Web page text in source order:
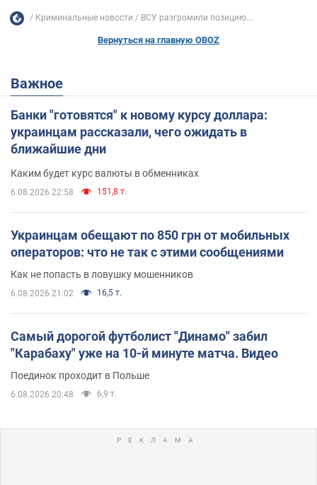
Криминальные новости ВСУ разгромили позицию...
Вернуться на главную OBOZ
Важное
Банки "готовятся" к новому курсу доллара:
украинцам рассказали, чего ожидать в
ближайшие дни
Каким будет курс валюты в обменниках
6.08.2026 22:58 151,8 т.
Украинцам обещают по 850 грн от мобильных
операторов: что не так с этими сообщениями
Как не попасть в ловушку мошенников
6.08.2026 21:02 16,5 т.
Самый дорогой футболист "Динамо" забил
"Карабаху" уже на 10-й минуте матча. Видео
Поединок проходит в Польше
6.08.2026 20:48 6,9 т.